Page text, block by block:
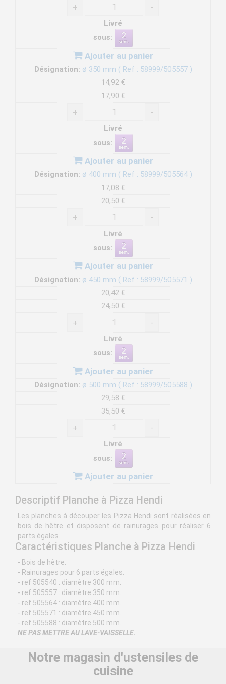
+ -
Livré
sous:
Ajouter au panier
Désignation: ø 350 mm ( Ref : 58999/505557 )
14,92 €
17,90 €
+ -
Livré
sous:
Ajouter au panier
Désignation: ø 400 mm ( Ref : 58999/505564 )
17,08 €
20,50 €
+ -
Livré
sous:
Ajouter au panier
Désignation: ø 450 mm ( Ref : 58999/505571 )
20,42 €
24,50 €
+ -
Livré
sous:
Ajouter au panier
Désignation: ø 500 mm ( Ref : 58999/505588 )
29,58 €
35,50 €
+ -
Livré
sous:
Ajouter au panier
Descriptif Planche à Pizza Hendi
Les planches à découper les Pizza Hendi sont réalisées en
bois de hêtre et disposent de rainurages pour réaliser 6
parts égales.
Caractéristiques Planche à Pizza Hendi
- Bois de hêtre.
- Rainurages pour 6 parts égales.
- ref 505540 : diamètre 300 mm.
- ref 505557 : diamètre 350 mm.
- ref 505564 : diamètre 400 mm.
- ref 505571 : diamètre 450 mm.
- ref 505588 : diamètre 500 mm.
NE PAS METTRE AU LAVE-VAISSELLE.
Notre magasin d'ustensiles de
cuisine